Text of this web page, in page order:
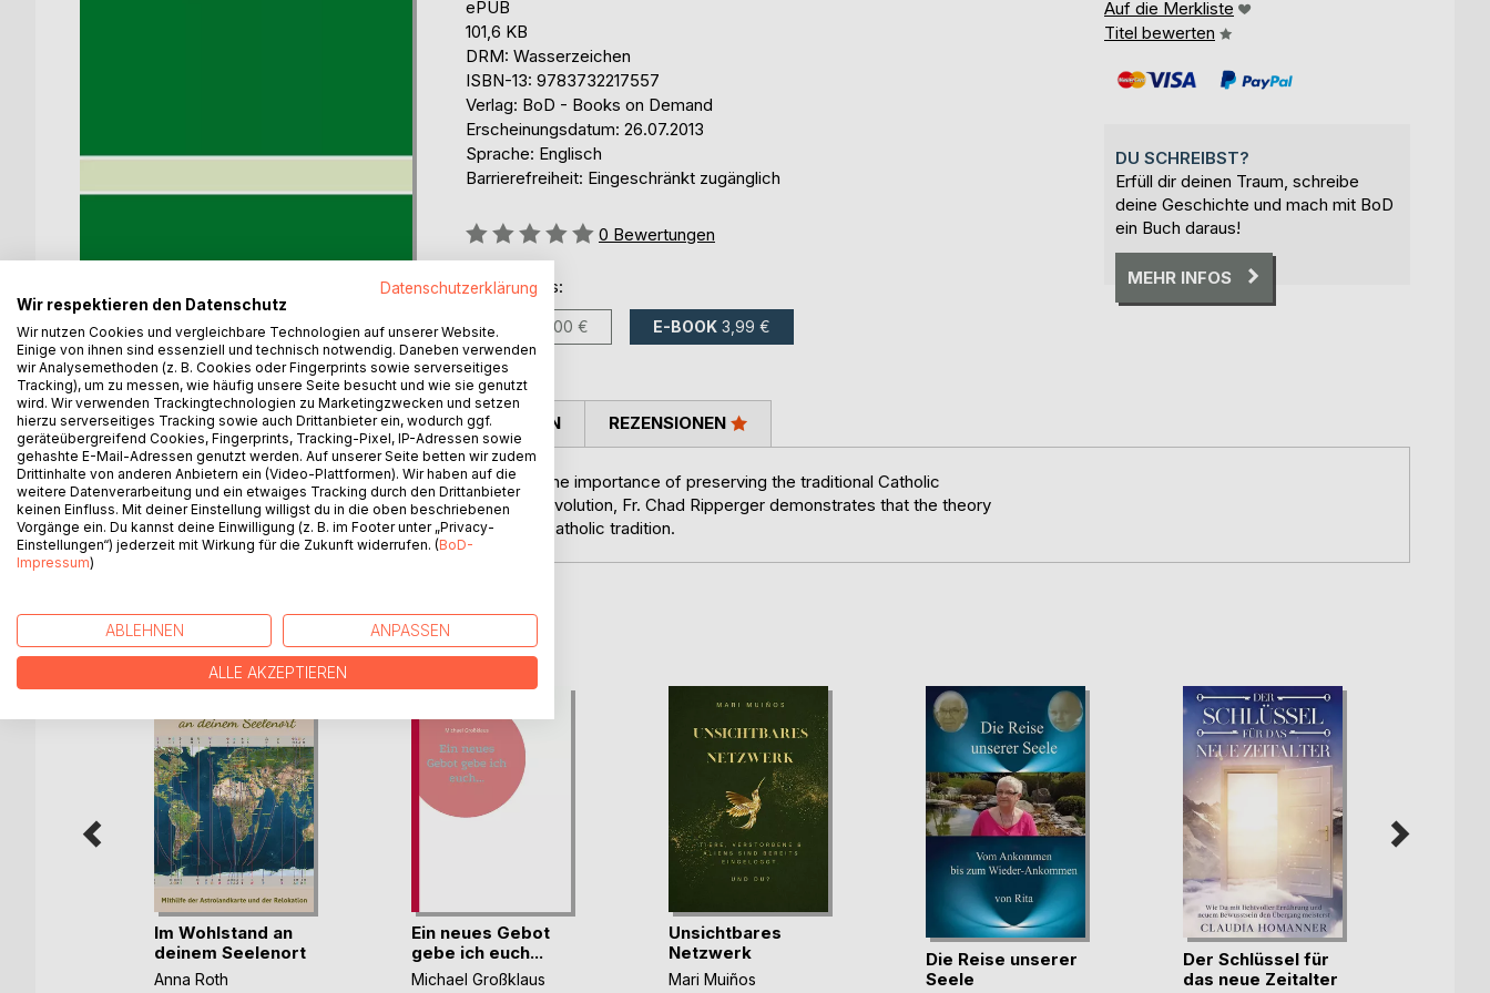
ePUB
101,6 KB
DRM: Wasserzeichen
ISBN-13: 9783732217557
Verlag: BoD - Books on Demand
Erscheinungsdatum: 26.07.2013
Sprache: Englisch
Barrierefreiheit: Eingeschränkt zugänglich
Bewertung::
0%
0 Bewertungen
erhältlich als:
BUCH 5,00 € E-BOOK 3,99 €
Auf die Merkliste
Titel bewerten
DU SCHREIBST?
Erfüll dir deinen Traum, schreibe
deine Geschichte und mach mit BoD
ein Buch daraus!
MEHR INFOS
BESCHREIBUNG
In his encyclical Humani Generis, Pope Pius XII stressed the importance of preserving the traditional Catholic
approach to philosophy. In his work The Metaphysics of Evolution, Fr. Chad Ripperger demonstrates that the theory
of evolution is incompatible with the metaphysics of the Catholic tradition.
AUTOR/IN PRESSESTIMMEN REZENSIONEN
WEITERE TITEL BEIBoD
Im Wohlstand an
deinem Seelenort
Anna Roth
Ein neues Gebot
gebe ich euch...
Michael Großklaus
Unsichtbares
Netzwerk
Mari Muiños
Die Reise unserer
Seele
Der Schlüssel für
das neue Zeitalter
Datenschutzerklärung
Wir respektieren den Datenschutz
Wir nutzen Cookies und vergleichbare Technologien auf unserer Website.
Einige von ihnen sind essenziell und technisch notwendig. Daneben verwenden
wir Analysemethoden (z. B. Cookies oder Fingerprints sowie serverseitiges
Tracking), um zu messen, wie häufig unsere Seite besucht und wie sie genutzt
wird. Wir verwenden Trackingtechnologien zu Marketingzwecken und setzen
hierzu serverseitiges Tracking sowie auch Drittanbieter ein, wodurch ggf.
geräteübergreifend Cookies, Fingerprints, Tracking-Pixel, IP-Adressen sowie
gehashte E-Mail-Adressen genutzt werden. Auf unserer Seite betten wir zudem
Drittinhalte von anderen Anbietern ein (Video-Plattformen). Wir haben auf die
weitere Datenverarbeitung und ein etwaiges Tracking durch den Drittanbieter
keinen Einfluss. Mit deiner Einstellung willigst du in die oben beschriebenen
Vorgänge ein. Du kannst deine Einwilligung (z. B. im Footer unter „Privacy-
Einstellungen“) jederzeit mit Wirkung für die Zukunft widerrufen. (BoD-
Impressum)
ABLEHNEN ANPASSEN
ALLE AKZEPTIEREN